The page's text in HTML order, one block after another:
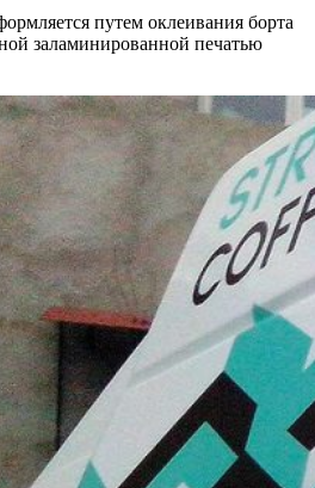
путем оклеивания борта
заламинированной печатью